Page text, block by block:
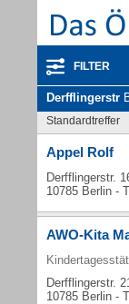
FILTER
Derfflingerstr
Standardtreffer
Appel Rolf
Derfflingerstr.
10785 Berlin -
AWO-Kita
Derfflingerstr.
10785 Berlin -